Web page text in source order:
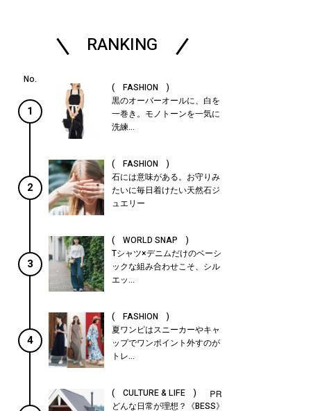
RANKING
1
( FASHION )
黒のオーバーオールに、白を
一巻き。モノトーンを一気に
洗練...
2
( FASHION )
石には意味がある。お守りみ
たいに毎日着けたい天然石ジ
ュエリー
3
( WORLD SNAP )
Tシャツ×デニムだけのベーシ
ックな組み合わせこそ、シル
エッ...
4
( FASHION )
夏ワンピはスニーカーやキャ
ップでワンポイント外すのが
トレ...
( CULTURE & LIFE )
どんな日常が理想？《BESS》